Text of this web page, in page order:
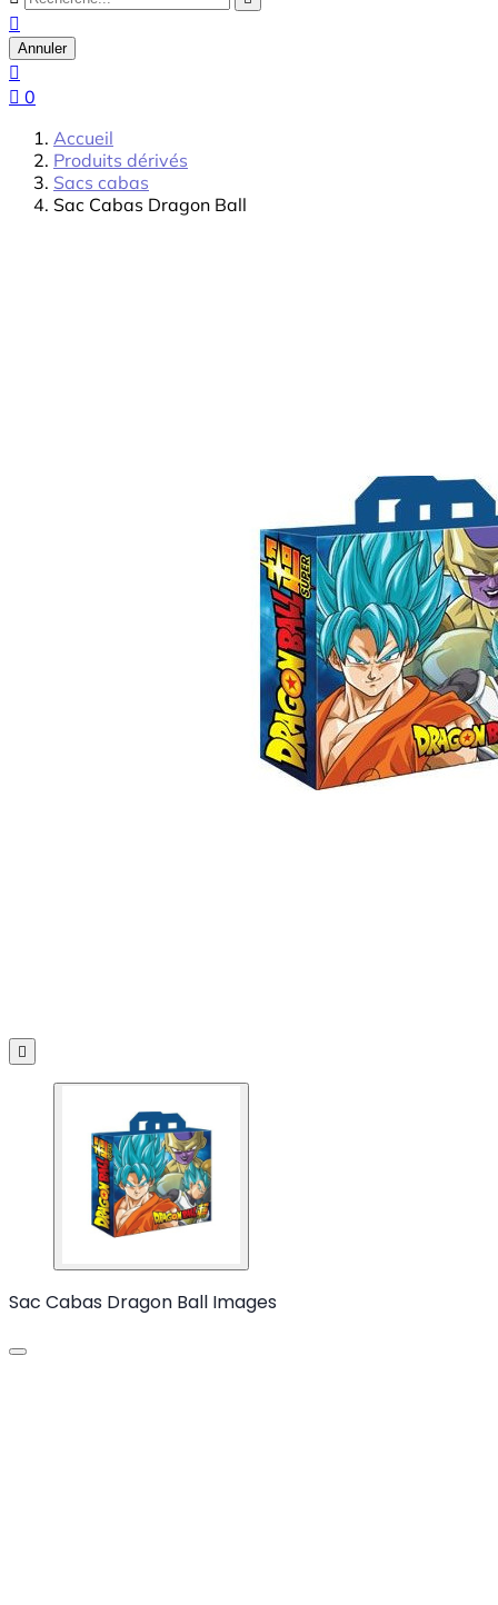

Annuler

 0
Accueil
Produits dérivés
Sacs cabas
Sac Cabas Dragon Ball

Sac Cabas Dragon Ball Images